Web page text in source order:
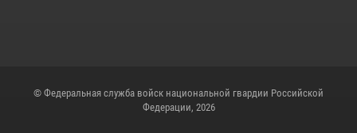
© Федеральная служба войск национальной гвардии Российской
Федерации, 2026